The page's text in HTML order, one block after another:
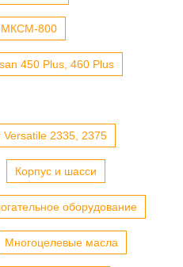
МКСМ-800
450 Plus, 460 Plus
Versatile 2335, 2375
Корпус и шасси
оборудование
Многоцелевые масла